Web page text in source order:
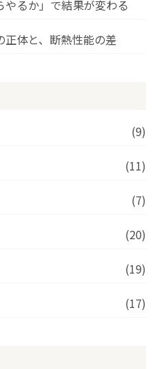
るか」で結果が変わる
体と、断熱性能の差
(9)
(11)
(7)
(20)
(19)
(17)